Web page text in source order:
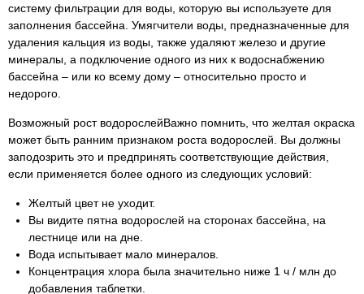
систему фильтрации для воды, которую вы используете для
заполнения бассейна. Умягчители воды, предназначенные для
удаления кальция из воды, также удаляют железо и другие
минералы, а подключение одного из них к водоснабжению
бассейна – или ко всему дому – относительно просто и
недорого.
Возможный рост водорослейВажно помнить, что желтая окраска
может быть ранним признаком роста водорослей. Вы должны
заподозрить это и предпринять соответствующие действия,
если применяется более одного из следующих условий:
Желтый цвет не уходит.
Вы видите пятна водорослей на сторонах бассейна, на
лестнице или на дне.
Вода испытывает мало минералов.
Концентрация хлора была значительно ниже 1 ч / млн до
добавления таблетки.